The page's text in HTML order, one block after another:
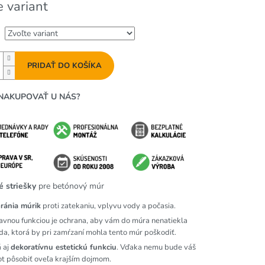
variant
PRIDAŤ DO KOŠÍKA
U NÁS?
strieškypre betónový múr
múrikproti zatekaniu, vplyvu vody a počasia.
funkciou je ochrana, aby vám do múra nenatiekla
ktorá by pri zamŕzaní mohla tento múr poškodiť.
ajdekoratívnu estetickú funkciu. Vďaka nemu bude váš
pôsobiť oveľa krajším dojmom.